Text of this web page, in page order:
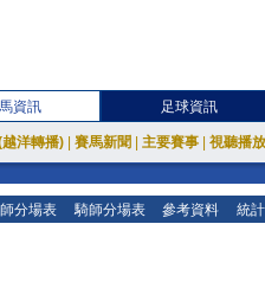
資訊 足球資訊
洋轉播) 賽馬新聞 主要賽事 視聽播
分場表 騎師分場表 參考資料 統